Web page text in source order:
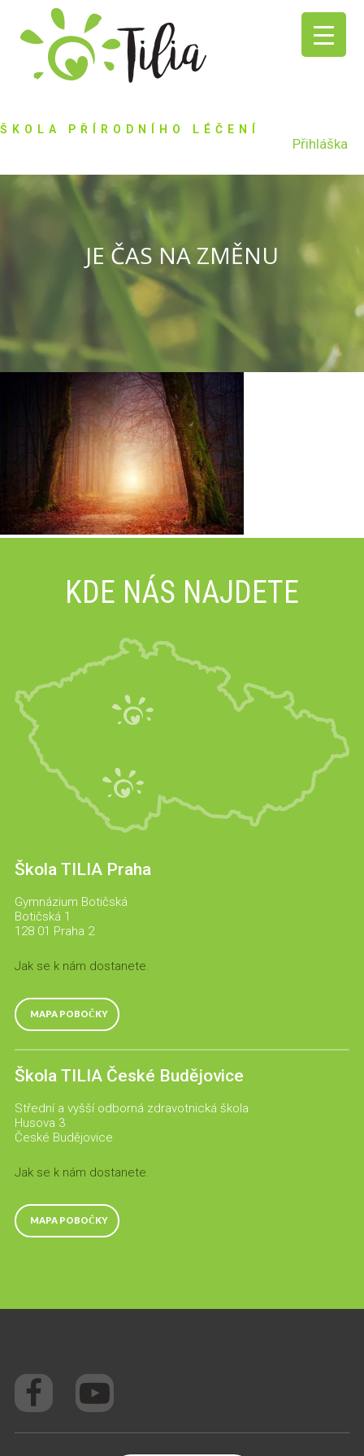
ŠKOLA PŘÍRODNÍHO LÉČENÍ
Přihláška
JE ČAS NA ZMĚNU
KDE NÁS NAJDETE
Škola TILIA Praha
Gymnázium Botičská
Botičská 1
128 01 Praha 2
Jak se k nám dostanete.
MAPA POBOČKY
Škola TILIA České Budějovice
Střední a vyšší odborná zdravotnická škola
Husova 3
České Budějovice
Jak se k nám dostanete.
MAPA POBOČKY